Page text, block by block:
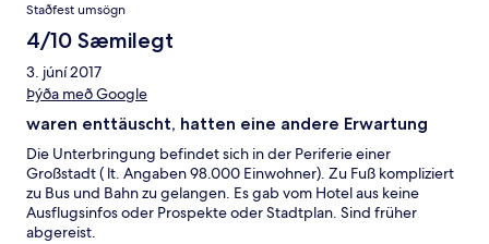
Staðfest umsögn
4/10 Sæmilegt
3. júní 2017
Þýða með Google
waren enttäuscht, hatten eine andere Erwartung
Die Unterbringung befindet sich in der Periferie einer
Großstadt ( lt. Angaben 98.000 Einwohner). Zu Fuß kompliziert
zu Bus und Bahn zu gelangen. Es gab vom Hotel aus keine
Ausflugsinfos oder Prospekte oder Stadtplan. Sind früher
abgereist.